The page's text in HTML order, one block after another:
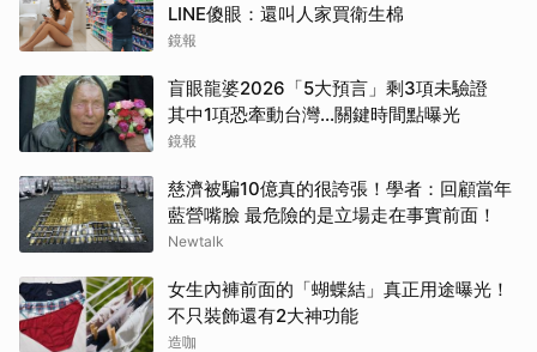
LINE傻眼：還叫人家買衛生棉
鏡報
盲眼龍婆2026「5大預言」剩3項未驗證
其中1項恐牽動台灣...關鍵時間點曝光
鏡報
慈濟被騙10億真的很誇張！學者：回顧當年
藍營嘴臉 最危險的是立場走在事實前面！
Newtalk
女生內褲前面的「蝴蝶結」真正用途曝光！
不只裝飾還有2大神功能
造咖